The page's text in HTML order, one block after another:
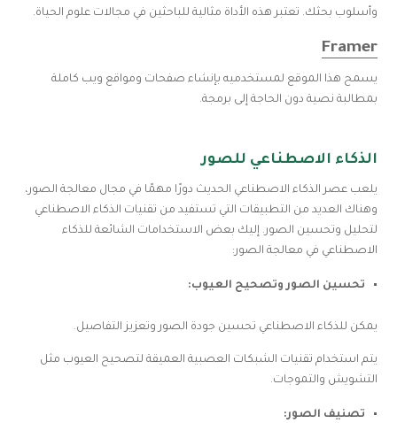
وأسلوب بحثك. تعتبر هذه الأداة مثالية للباحثين في مجالات علوم الحياة.
Framer
يسمح هذا الموقع لمستخدميه بإنشاء صفحات ومواقع ويب كاملة
بمطالبة نصية دون الحاجة إلى برمجة.
الذكاء الاصطناعي للصور
يلعب عصر الذكاء الاصطناعي الحديث دورًا مهمًا في مجال معالجة الصور،
وهناك العديد من التطبيقات التي تستفيد من تقنيات الذكاء الاصطناعي
لتحليل وتحسين الصور. إليك بعض الاستخدامات الشائعة للذكاء
الاصطناعي في معالجة الصور:
تحسين الصور وتصحيح العيوب:
يمكن للذكاء الاصطناعي تحسين جودة الصور وتعزيز التفاصيل.
يتم استخدام تقنيات الشبكات العصبية العميقة لتصحيح العيوب مثل
التشويش والتموجات.
تصنيف الصور: